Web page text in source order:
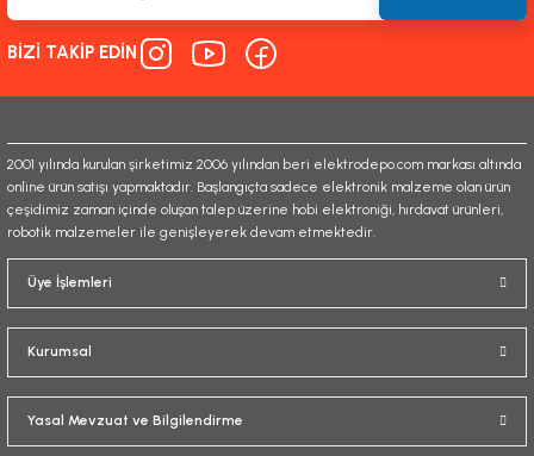
Ürün bilgilerinde hatalar bulunuyor.
Ürün fiyatı diğer sitelerden daha pahalı.
Gönder
BİZİ TAKİP EDİN
2001 yılında kurulan şirketimiz 2006 yılından beri elektrodepo.com markası altında
online ürün satışı yapmaktadır. Başlangıçta sadece elektronik malzeme olan ürün
çeşidimiz zaman içinde oluşan talep üzerine hobi elektroniği, hırdavat ürünleri,
robotik malzemeler ile genişleyerek devam etmektedir.
Üye İşlemleri
Kurumsal
Yasal Mevzuat ve Bilgilendirme